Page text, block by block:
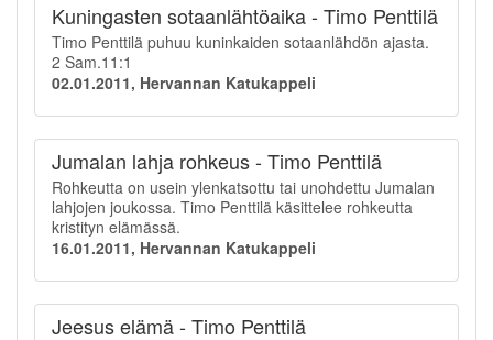
Kuningasten sotaanlähtöaika - Timo Penttilä
Timo Penttilä puhuu kuninkaiden sotaanlähdön ajasta.
2 Sam.11:1
02.01.2011, Hervannan Katukappeli
Jumalan lahja rohkeus - Timo Penttilä
Rohkeutta on usein ylenkatsottu tai unohdettu Jumalan
lahjojen joukossa. Timo Penttilä käsittelee rohkeutta
kristityn elämässä.
16.01.2011, Hervannan Katukappeli
Jeesus elämä - Timo Penttilä